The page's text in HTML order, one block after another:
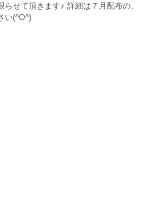
らせて頂きます♪ 詳細は７月配布の、
い(^O^)